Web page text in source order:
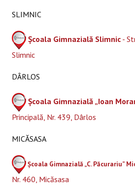
SLIMNIC
Școala Gimnazială Slimnic -
Slimnic
DÂRLOS
Școala Gimnazială „Ioan
Principală, Nr. 439, Dârlos
MICĂSASA
Școala Gimnazială „C. Păcurariu”
Nr. 460, Micăsasa